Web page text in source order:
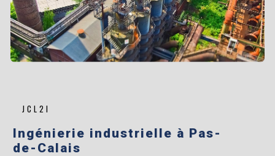
JCL2I
ingénierie industrielle à Pas-
de-Calais